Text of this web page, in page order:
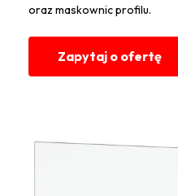
oraz maskownic profilu.
Zapytaj o ofertę